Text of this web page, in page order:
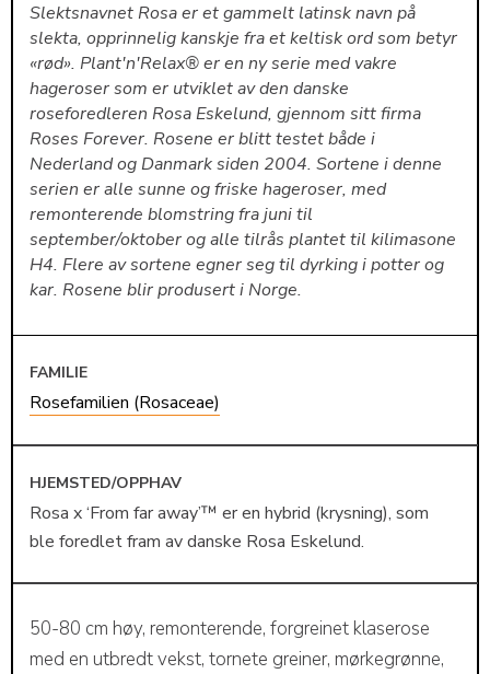
Slektsnavnet Rosa er et gammelt latinsk navn på
slekta, opprinnelig kanskje fra et keltisk ord som betyr
«rød». Plant'n'Relax® er en ny serie med vakre
hageroser som er utviklet av den danske
roseforedleren Rosa Eskelund, gjennom sitt firma
Roses Forever. Rosene er blitt testet både i
Nederland og Danmark siden 2004. Sortene i denne
serien er alle sunne og friske hageroser, med
remonterende blomstring fra juni til
september/oktober og alle tilrås plantet til kilimasone
H4. Flere av sortene egner seg til dyrking i potter og
kar. Rosene blir produsert i Norge.
FAMILIE
Rosefamilien (Rosaceae)
HJEMSTED/OPPHAV
Rosa x ‘From far away’™ er en hybrid (krysning), som
ble foredlet fram av danske Rosa Eskelund.
50-80 cm høy, remonterende, forgreinet klaserose
med en utbredt vekst, tornete greiner, mørkegrønne,